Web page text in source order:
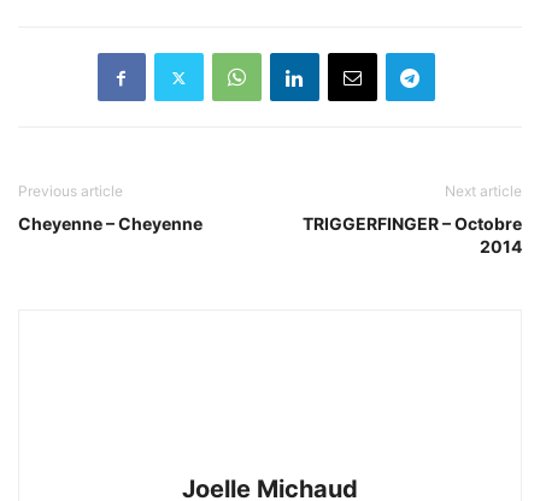
Previous article
Cheyenne – Cheyenne
Next article
TRIGGERFINGER – Octobre
2014
Joelle Michaud